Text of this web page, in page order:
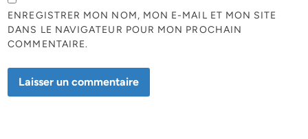
ENREGISTRER MON NOM, MON E-MAIL ET MON SITE
DANS LE NAVIGATEUR POUR MON PROCHAIN
COMMENTAIRE.